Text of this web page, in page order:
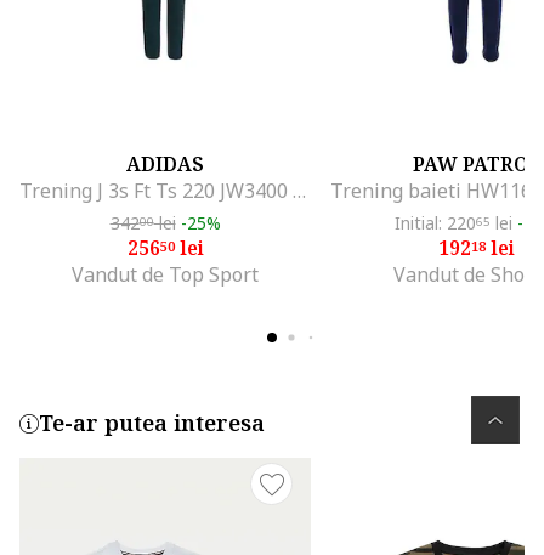
ADIDAS
Trening J 3s Ft Ts 220 JW3400 Copii Turcoaz 128
34200lei -25%
25650lei
Vandut de Top Sport
PAW PATROL
Initial: 22065 lei -
19218lei
Vandut de
Te-ar putea interesa